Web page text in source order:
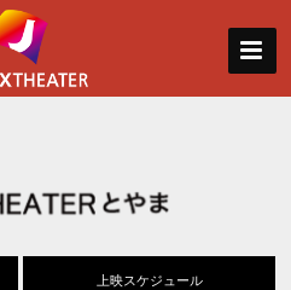
上映スケジュール